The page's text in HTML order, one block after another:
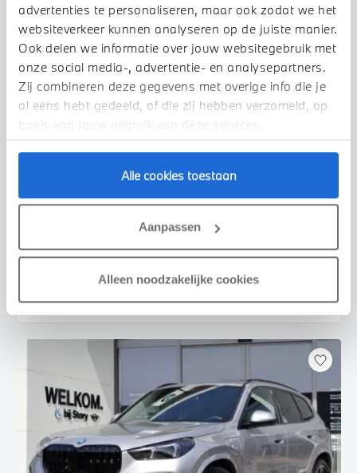
advertenties te personaliseren, maar ook zodat we het
websiteverkeer kunnen analyseren op de juiste manier.
Ook delen we informatie over jouw websitegebruik met
onze social media-, advertentie- en analysepartners.
Zij combineren deze gegevens met overige info die je
al eens hebt gedeeld, of die zij hebben verzameld, op
basis van jouw gebruik van deze services.
Alle cookies toestaan
Aanpassen
Alleen noodzakelijke cookies
BMWiX1
435 km actieradius
€ 993p/m
Bekijk details